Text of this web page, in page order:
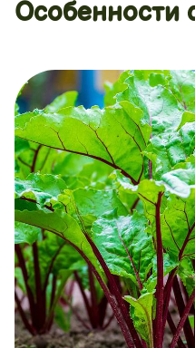
Особенности